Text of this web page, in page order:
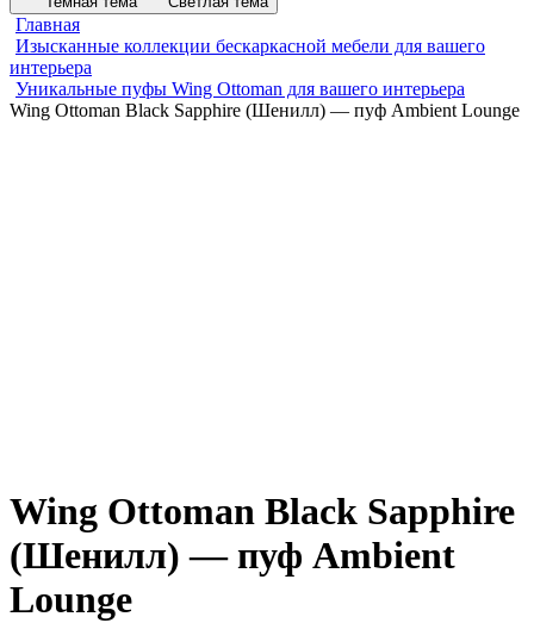
Главная
Изысканные коллекции бескаркасной мебели для вашего
интерьера
Уникальные пуфы Wing Ottoman для вашего интерьера
Wing Ottoman Black Sapphire (Шенилл) — пуф Ambient Lounge
Wing Ottoman Black Sapphire
(Шенилл) — пуф Ambient
Lounge